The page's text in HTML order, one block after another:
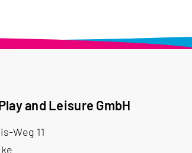
and Leisure GmbH
Weg 11